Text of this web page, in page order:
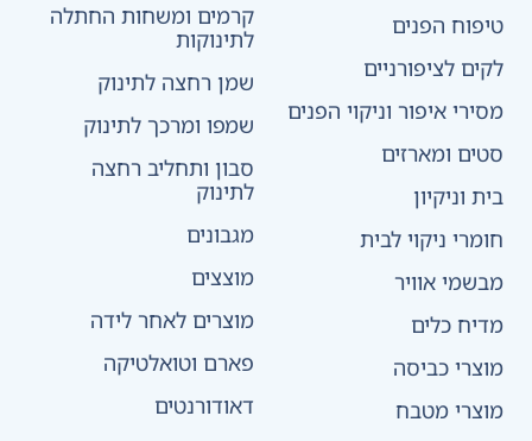
טיפוח הפנים
לקים לציפורניים
מסירי איפור וניקוי הפנים
סטים ומארזים
בית וניקיון
חומרי ניקוי לבית
מבשמי אוויר
מדיח כלים
מוצרי כביסה
מוצרי מטבח
קרמים ומשחות החתלה
לתינוקות
שמן רחצה לתינוק
שמפו ומרכך לתינוק
סבון ותחליב רחצה
לתינוק
מגבונים
מוצצים
מוצרים לאחר לידה
פארם וטואלטיקה
דאודורנטים